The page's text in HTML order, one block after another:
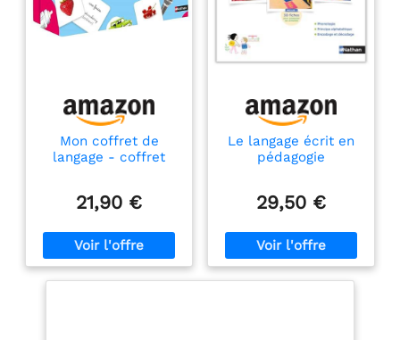
Mon coffret de
langage - coffret
dès 12 mois
21,90 €
Le langage écrit en
pédagogie
29,50 €